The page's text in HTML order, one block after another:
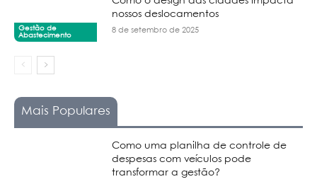
Gestão de
Abastecimento
nossos deslocamentos
8 de setembro de 2025
Mais Populares
Como uma planilha de controle de
despesas com veículos pode
transformar a gestão?